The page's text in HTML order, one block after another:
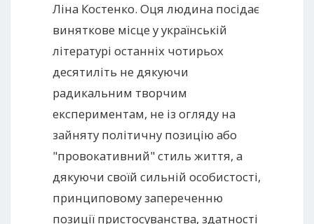
Ліна Костенко. Оця людина посідає
виняткове місце у українській
літературі останніх чотирьох
десятиліть не дякуючи
радикальним творчим
експериментам, не із огляду на
зайняту політичну позицію або
"провокативний" стиль життя, а
дякуючи своїй сильній особистості,
принциповому запереченню
позиції пристосуванства, здатності